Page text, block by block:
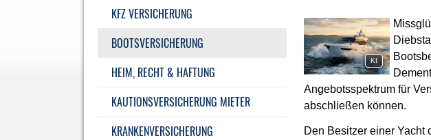
KFZ VERSICHERUNG
BOOTSVERSICHERUNG
HEIM, RECHT & HAFTUNG
KAUTIONSVERSICHERUNG MIETER
KRANKEN­VER­SI­CHE­RUNG
KI
Angebotsspektrum für
abschließen können.
Den Besitzer einer